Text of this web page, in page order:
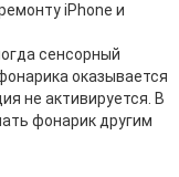
iPhone и
сенсорный
оказывается
не активируется. В
фонарик другим